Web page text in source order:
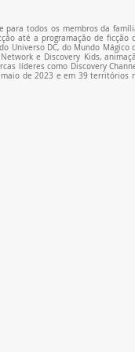
para todos os membros da
até a programação de ficção
Universo DC, do Mundo Mágico
e Discovery Kids,
líderes como Discovery
de 2023 e em 39 territórios